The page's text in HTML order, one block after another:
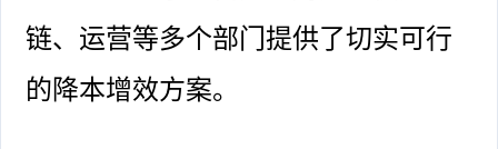
链、运营等多个部门提供了切实可行
的降本增效方案。